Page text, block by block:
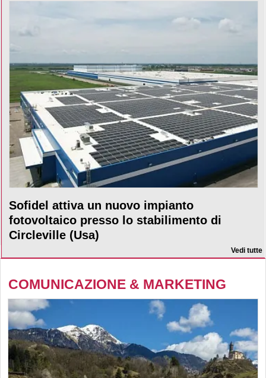
Sofidel attiva un nuovo impianto
fotovoltaico presso lo stabilimento di
Circleville (Usa)
Vedi tutte
COMUNICAZIONE & MARKETING